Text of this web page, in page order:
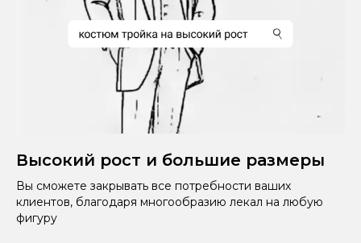
Высокий рост и большие размеры
Вы сможете закрывать все потребности ваших
клиентов, благодаря многообразию лекал на любую
фигуру